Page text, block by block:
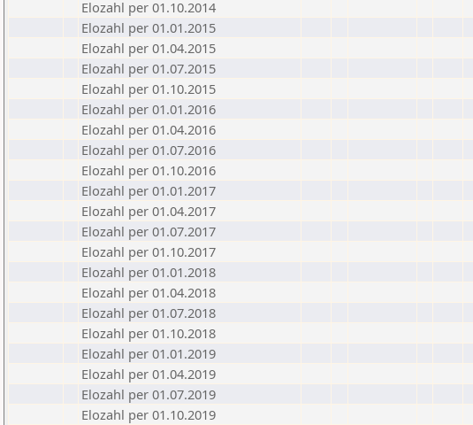
Elozahl per 01.10.2014
Elozahl per 01.01.2015
Elozahl per 01.04.2015
Elozahl per 01.07.2015
Elozahl per 01.10.2015
Elozahl per 01.01.2016
Elozahl per 01.04.2016
Elozahl per 01.07.2016
Elozahl per 01.10.2016
Elozahl per 01.01.2017
Elozahl per 01.04.2017
Elozahl per 01.07.2017
Elozahl per 01.10.2017
Elozahl per 01.01.2018
Elozahl per 01.04.2018
Elozahl per 01.07.2018
Elozahl per 01.10.2018
Elozahl per 01.01.2019
Elozahl per 01.04.2019
Elozahl per 01.07.2019
Elozahl per 01.10.2019